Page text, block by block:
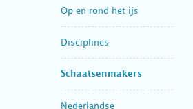
Op en rond het ijs
Disciplines
Schaatsenmakers
Nederlandse